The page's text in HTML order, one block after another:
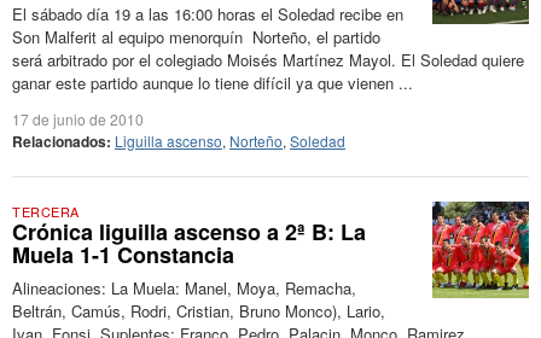
El sábado día 19 a las 16:00 horas el Soledad recibe en
Son Malferit al equipo menorquín Norteño, el partido
será arbitrado por el colegiado Moisés Martínez Mayol. El Soledad quiere
ganar este partido aunque lo tiene difícil ya que vienen ...
17 de junio de 2010
Relacionados: Liguilla ascenso, Norteño, Soledad
TERCERA
Crónica liguilla ascenso a 2ª B: La
Muela 1-1 Constancia
Alineaciones: La Muela: Manel, Moya, Remacha,
Beltrán, Camús, Rodri, Cristian, Bruno Monco), Lario,